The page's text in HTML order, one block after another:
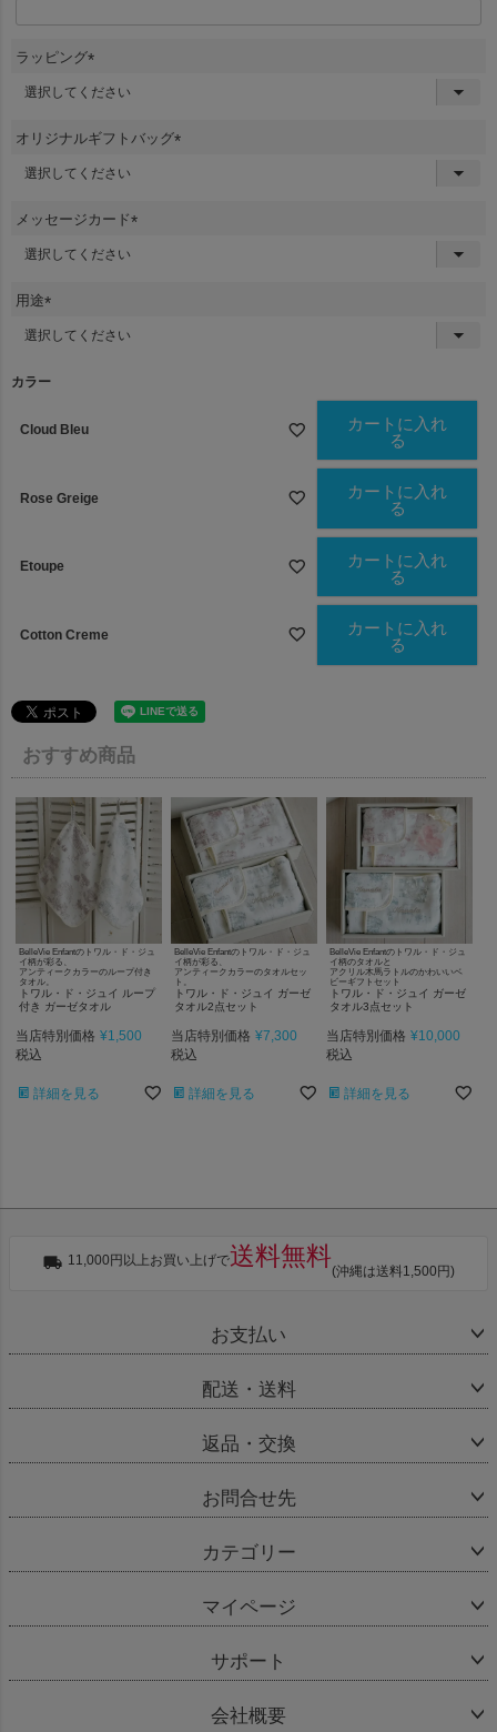
ラッピング
必
)
オリジナルギフトバッグ
メッセージカード
用途
(
必
カラー
Cloud Bleu
カートに入れ
る
Rose Greige
カートに入れ
る
Etoupe
カートに入れ
る
Cotton Creme
カートに入れ
る
おすすめ商品
BelleVie Enfantのトワル・ド・ジュ
イ柄が彩る、
アンティークカラーのループ付き
タオル。
トワル・ド・ジュイ ループ
付き ガーゼタオル
当店特別価格 ¥1,500
税込
詳細を見る
BelleVie Enfantのトワル・ド・ジュ
イ柄が彩る、
アンティークカラーのタオルセッ
ト。
トワル・ド・ジュイ ガーゼ
タオル2点セット
当店特別価格 ¥7,300
税込
詳細を見る
BelleVie Enfantのトワル・ド・ジュ
イ柄のタオルと
アクリル木馬ラトルのかわいいベ
ビーギフトセット
トワル・ド・ジュイ ガーゼ
タオル3点セット
当店特別価格 ¥10,000
税込
詳細を見る
11,000円以上お買い上げで送料無料
(沖縄は送料1,500円)
お支払い
配送・送料
返品・交換
お問合せ先
カテゴリー
マイページ
サポート
会社概要